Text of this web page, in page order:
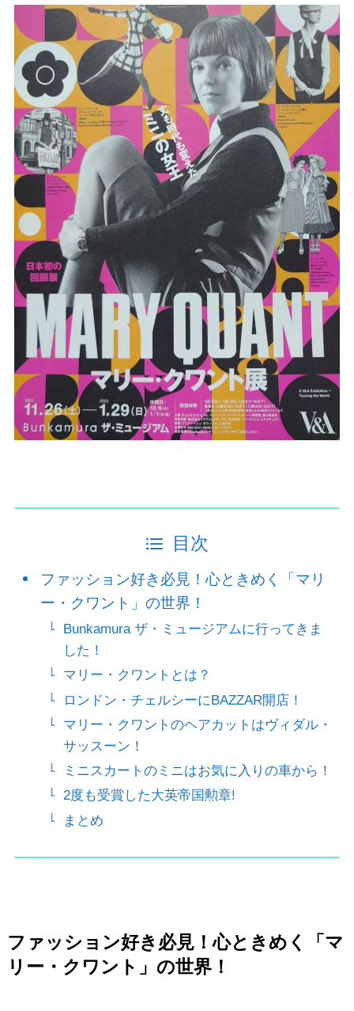
目次
ファッション好き必見！心ときめく「マリ
ー・クワント」の世界！
Bunkamura ザ・ミュージアムに行ってきま
した！
マリー・クワントとは？
ロンドン・チェルシーにBAZZAR開店！
マリー・クワントのヘアカットはヴィダル・
サッスーン！
ミニスカートのミニはお気に入りの車から！
2度も受賞した大英帝国勲章!
まとめ
ファッション好き必見！心ときめく「マ
リー・クワント」の世界！